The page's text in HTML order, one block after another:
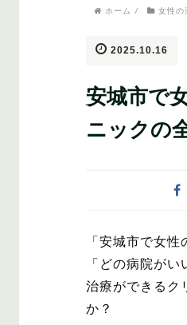
ホーム / 女性の
2025.10.16
安城市で
ニックの
「安城市で女性
「どの病院が
治療ができるク
か？
医師監修